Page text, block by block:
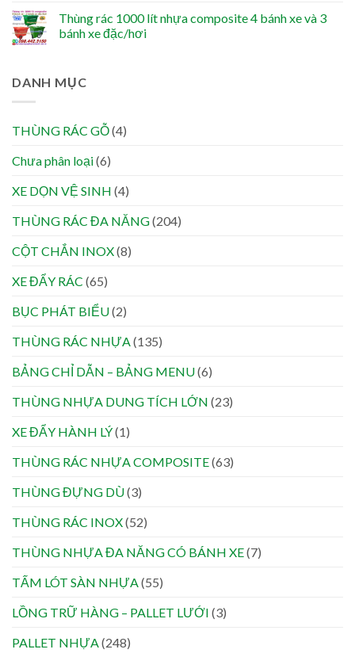
Thùng rác 1000 lít nhựa composite 4 bánh xe và 3
bánh xe đặc/hơi
DANH MỤC
THÙNG RÁC GỖ(4)
Chưa phân loại(6)
XE DỌN VỆ SINH (4)
THÙNG RÁC ĐA NĂNG(204)
CỘT CHẮN INOX(8)
XE ĐẨY RÁC (65)
BỤC PHÁT BIỂU(2)
THÙNG RÁC NHỰA (135)
BẢNG CHỈ DẪN – BẢNG MENU(6)
THÙNG NHỰA DUNG TÍCH LỚN (23)
XE ĐẨY HÀNH LÝ(1)
THÙNG RÁC NHỰA COMPOSITE(63)
THÙNG ĐỰNG DÙ(3)
THÙNG RÁC INOX(52)
THÙNG NHỰA ĐA NĂNG CÓ BÁNH XE(7)
TẤM LÓT SÀN NHỰA (55)
LỒNG TRỮ HÀNG – PALLET LƯỚI (3)
PALLET NHỰA (248)